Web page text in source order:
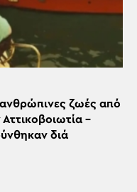
ζωές από
–
διά